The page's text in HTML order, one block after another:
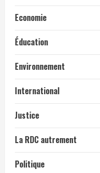
Economie
Éducation
Environnement
International
Justice
La RDC autrement
Politique